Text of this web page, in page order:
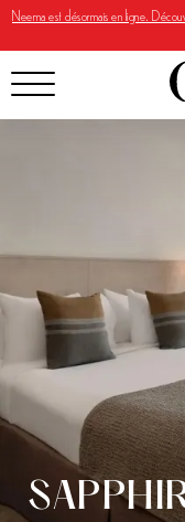
Neema est désormais en ligne.